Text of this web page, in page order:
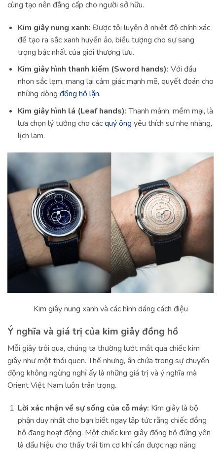
cùng tạo nên đẳng cấp cho người sở hữu.
Kim giây nung xanh: Được tôi luyện ở nhiệt độ chính xác
để tạo ra sắc xanh huyền ảo, biểu tượng cho sự sang
trọng bậc nhất của giới thượng lưu.
Kim giây hình thanh kiếm (Sword hands): Với đầu
nhọn sắc lẹm, mang lại cảm giác mạnh mẽ, quyết đoán cho
những dòng đồng hồ lặn.
Kim giây hình lá (Leaf hands):Thanh mảnh, mềm mại, là
lựa chọn lý tưởng cho cácquý ông yêu thích sự nhẹ nhàng,
lịch lãm.
Kim giây nung xanh và các hình dáng cách điệu
Ý nghĩa và giá trị của kim giây đồng hồ
Mỗi giây trôi qua, chúng ta thường lướt mắt qua chiếc kim
giây như một thói quen. Thế nhưng, ẩn chứa trong sự chuyển
động không ngừng nghỉ ấy là những giá trị và ý nghĩa mà
Orient Việt Nam luôn trân trọng.
Lời xác nhận về sự sống của cỗ máy: Kim giây là bộ
phận duy nhất cho bạn biết ngay lập tức rằng chiếc đồng
hồ đang hoạt động. Một chiếc kim giây đồng hồ đứng yên
là dấu hiệu cho thấy trái tim cơ khí cần được nạp năng